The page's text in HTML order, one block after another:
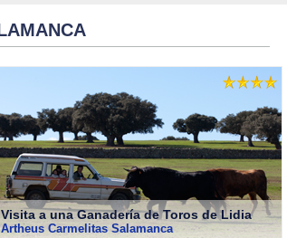
Visita a una Ganadería de Toros de Lidia
Artheus Carmelitas Salamanca